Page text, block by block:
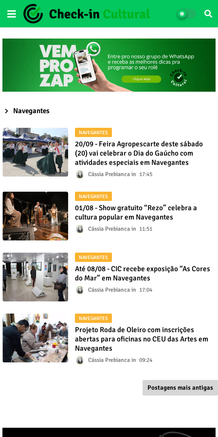
Navegantes
NAVEGANTES
20/09 - Feira Agropescarte deste sábado
(20) vai celebrar o Dia do Gaúcho com
atividades especiais em Navegantes
Cássia Prebianca 17:45
NAVEGANTES
01/08 - Show gratuito “Rezo” celebra a
cultura popular em Navegantes
Cássia Prebianca 11:51
NAVEGANTES
Até 08/08 - CIC recebe exposição “As Cores
do Mar” em Navegantes
Cássia Prebianca 17:04
NAVEGANTES
Projeto Roda de Oleiro com inscrições
abertas para oficinas no CEU das Artes em
Navegantes
Cássia Prebianca 09:24
Postagens mais antigas